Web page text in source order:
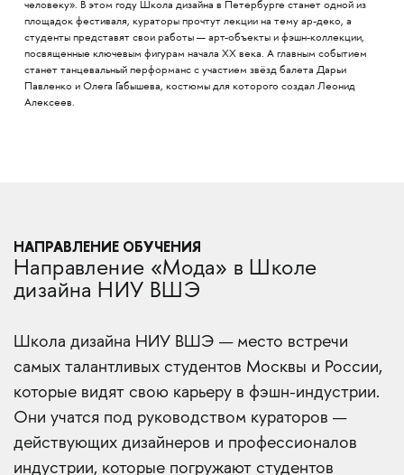
человеку». В этом году Школа дизайна в Петербурге станет одной из
площадок фестиваля, кураторы прочтут лекции на тему ар-деко, а
студенты представят свои работы — арт-объекты и фэшн-коллекции,
посвященные ключевым фигурам начала XX века. А главным событием
станет танцевальный перформанс с участием звёзд балета Дарьи
Павленко и Олега Габышева, костюмы для которого создал Леонид
Алексеев.
НАПРАВЛЕНИЕ ОБУЧЕНИЯ
Направление «Мода» в Школе
дизайна НИУ ВШЭ
Школа дизайна НИУ ВШЭ — место встречи
самых талантливых студентов Москвы и России,
которые видят свою карьеру в фэшн-индустрии.
Они учатся под руководством кураторов —
действующих дизайнеров и профессионалов
индустрии, которые погружают студентов